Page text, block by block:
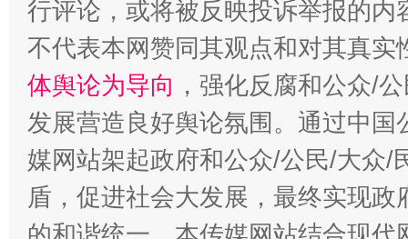
行评论，或将被反映投诉举报的
不代表本网赞同其观点和对其真实
体舆论为导向 ，强化反腐和公众/
发展营造良好舆论氛围。通过中
媒网站架起政府和公众/公民/大众/
盾，促进社会大发展，最终实现